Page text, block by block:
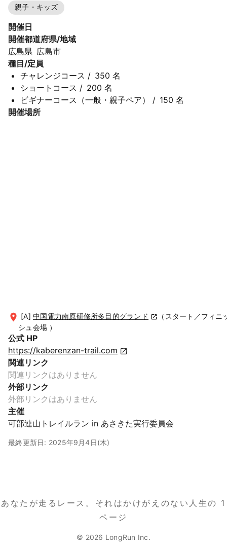
親子・キッズ
開催日
開催都道府県/地域
広島県 広島市
種目/定員
チャレンジコース / 350 名
ショートコース / 200 名
ビギナーコース（一般・親子ペア） / 150 名
開催場所
[A] 中国電力南原研修所多目的グランド
（スタート／フィニ
シュ会場 ）
公式 HP
https://kaberenzan-trail.com
関連リンク
関連リンクはありません
外部リンク
外部リンクはありません
主催
可部連山トレイルラン in あさきた実行委員会
最終更新日: 2025年9月4日(木)
あなたが走るレース。 それはかけがえのない人生の 1
ページ
© 2026 LongRun Inc.